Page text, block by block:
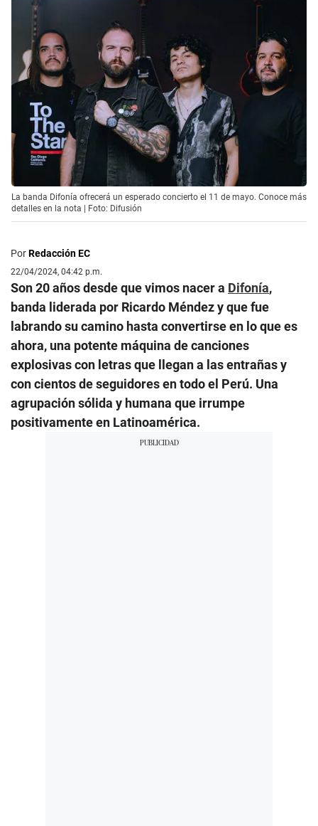
La banda Difonía ofrecerá un esperado concierto el 11 de mayo. Conoce más
detalles en la nota | Foto: Difusión
PorRedacción EC
22/04/2024, 04:42 p.m.
Son 20 años desde que vimos nacer a Difonía,
banda liderada por Ricardo Méndez y que fue
labrando su camino hasta convertirse en lo que es
ahora, una potente máquina de canciones
explosivas con letras que llegan a las entrañas y
con cientos de seguidores en todo el Perú. Una
agrupación sólida y humana que irrumpe
positivamente en Latinoamérica.